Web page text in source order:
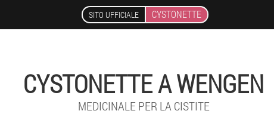
SITO UFFICIALE CYSTONETTE
CYSTONETTE A WENGEN
MEDICINALE PER LA CISTITE